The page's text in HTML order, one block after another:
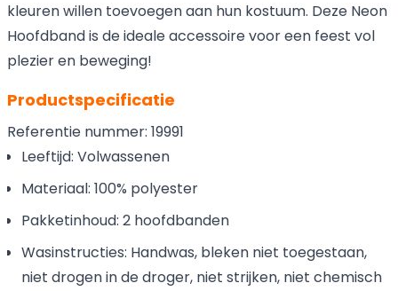
kleuren willen toevoegen aan hun kostuum. Deze Neon
Hoofdband is de ideale accessoire voor een feest vol
plezier en beweging!
Productspecificatie
Referentie nummer: 19991
Leeftijd: Volwassenen
Materiaal: 100% polyester
Pakketinhoud: 2 hoofdbanden
Wasinstructies: Handwas, bleken niet toegestaan,
niet drogen in de droger, niet strijken, niet chemisch